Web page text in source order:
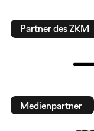
Partner des ZKM
Medienpartner